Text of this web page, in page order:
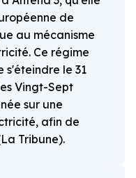
de
au mécanisme
Ce régime
le 31
Vingt-Sept
sur une
afin de
Tribune).